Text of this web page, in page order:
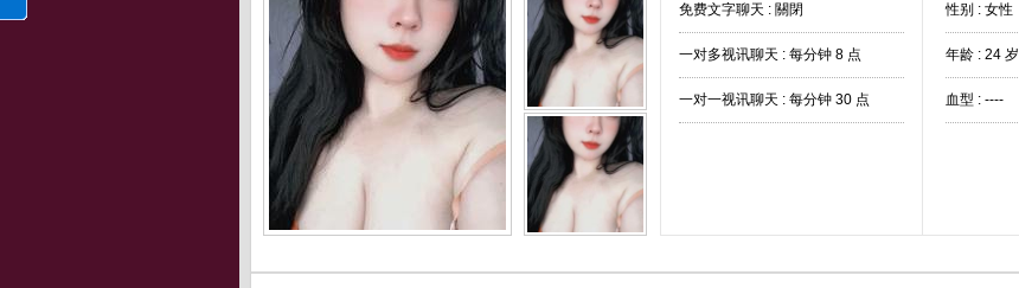
免费文字聊天 : 關閉
一对多视讯聊天 : 每分钟 8 点
一对一视讯聊天 : 每分钟 30 点
性别 : 女性
年龄 : 24 岁
血型 : ----